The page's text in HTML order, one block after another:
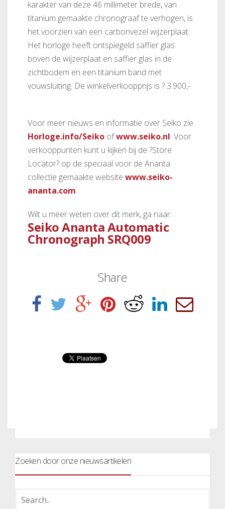
karakter van deze 46 millimeter brede, van
titanium gemaakte chronograaf te verhogen, is
het voorzien van een carbonvezel wijzerplaat.
Het horloge heeft ontspiegeld saffier glas
boven de wijzerplaat en saffier glas in de
zichtbodem en een titanium band met
vouwsluiting. De winkelverkoopprijs is ? 3.900,-.
Voor meer nieuws en informatie over Seiko zie
Horloge.info/Seiko ofwww.seiko.nl. Voor
verkooppunten kunt u kijken bij de ?Store
Locator? op de speciaal voor de Ananta
collectie gemaakte website www.seiko-
ananta.com.
Wilt u meer weten over dit merk, ga naar:
Seiko Ananta Automatic
Chronograph SRQ009
Share
Zoeken door onze nieuwsartikelen